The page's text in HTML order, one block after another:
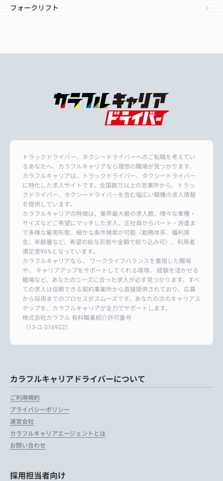
フォークリフト
トラックドライバー、タクシードライバーへのご転職を考えてい
るあなたへ、カラフルキャリアなら理想の職場が見つかります。
カラフルキャリアは、トラックドライバー、タクシードライバー
に特化した求人サイトです。全国数万以上の営業所から、トラッ
クドライバー、タクシードライバーを含む幅広い職種の求人情報
を提供しています。
カラフルキャリアの特徴は、業界最大級の求人数、様々な車種・
サイズなどご希望にマッチした求人、正社員からパート・派遣ま
で多様な雇用形態、細かな条件検索が可能（勤務体系、福利厚
生、年齢層など、希望の給与形態や金額で絞り込み可）、利用者
満足度96%となっています。
カラフルキャリアなら、 ワークライフバランスを重視した職場
や、 キャリアアップをサポートしてくれる環境、 経験を活かせる
職場など、あなたのニーズに合った求人が必ず見つかります。すべ
ての求人は信頼できる契約事業所から直接提供されており、応募
から採用までのプロセスがスムーズです。あなたの次のキャリアス
テップを、カラフルキャリアが全力でサポートします。
株式会社カラフル 有料職業紹介許可番号
（13-ユ-316922）
カラフルキャリアドライバーについて
ご利用規約
プライバシーポリシー
運営会社
カラフルキャリアエージェントとは
お問い合わせ
採用担当者向け